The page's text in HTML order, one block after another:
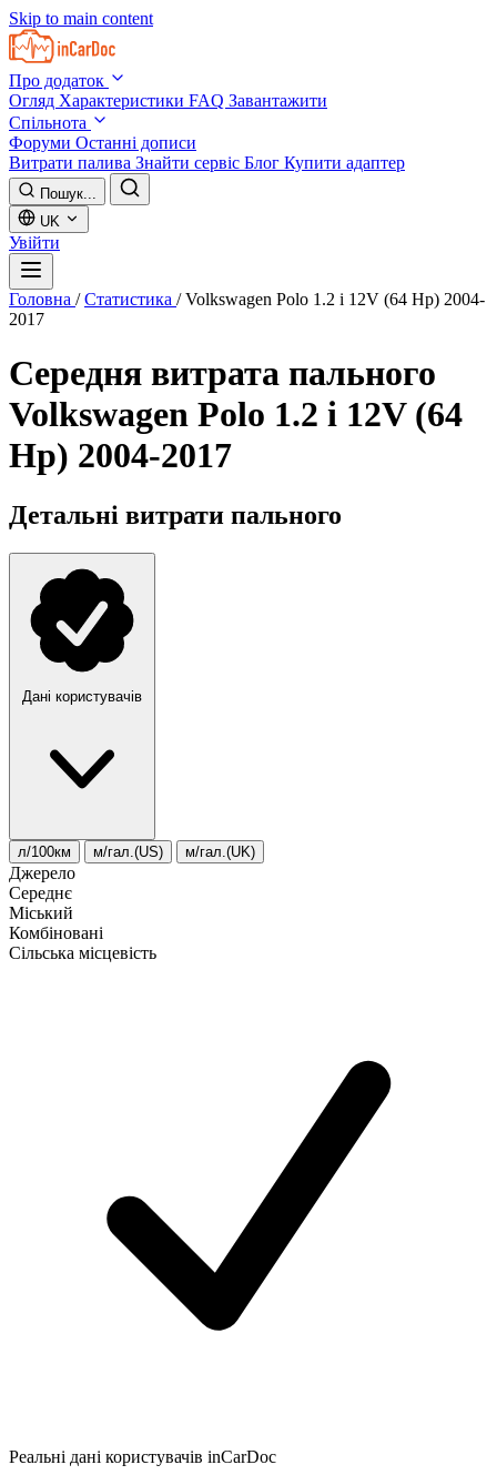
Skip to main content
Про додаток
Огляд Характеристики FAQ Завантажити
Спільнота
Форуми Останні дописи
Витрати палива Знайти сервіс Блог Купити адаптер
Пошук...
UK
Увійти
Головна / Статистика / Volkswagen Polo 1.2 i 12V (64 Hp) 2004-
2017
Середня витрата пального
Volkswagen Polo 1.2 i 12V (64
Hp) 2004-2017
Детальні витрати пального
Дані користувачів
л/100км м/гал.(US) м/гал.(UK)
Джерело
Середнє
Міський
Комбіновані
Сільська місцевість
Реальні дані користувачів inCarDoc